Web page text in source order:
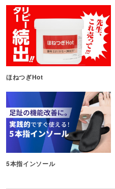
ほねつぎHot
5本指インソール